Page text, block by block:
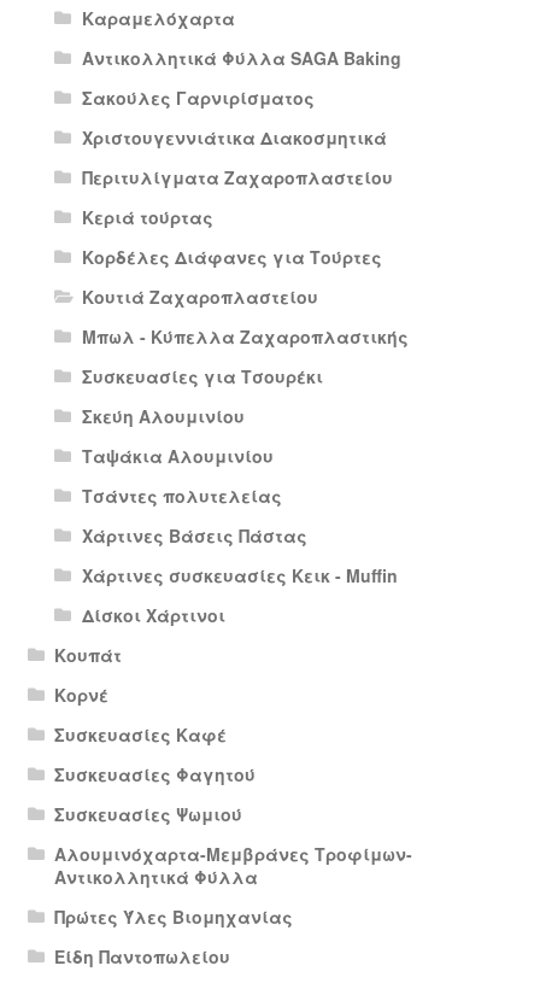
Καραμελόχαρτα
Αντικολλητικά Φύλλα SAGA Baking
Σακούλες Γαρνιρίσματος
Χριστουγεννιάτικα Διακοσμητικά
Περιτυλίγματα Ζαχαροπλαστείου
Κεριά τούρτας
Κορδέλες Διάφανες για Τούρτες
Κουτιά Ζαχαροπλαστείου
Μπωλ - Κύπελλα Ζαχαροπλαστικής
Συσκευασίες για Τσουρέκι
Σκεύη Αλουμινίου
Ταψάκια Αλουμινίου
Τσάντες πολυτελείας
Χάρτινες Βάσεις Πάστας
Χάρτινες συσκευασίες Κεικ - Muffin
Δίσκοι Χάρτινοι
Κουπάτ
Κορνέ
Συσκευασίες Καφέ
Συσκευασίες Φαγητού
Συσκευασίες Ψωμιού
Αλουμινόχαρτα-Μεμβράνες Τροφίμων-
Αντικολλητικά Φύλλα
Πρώτες Ύλες Βιομηχανίας
Είδη Παντοπωλείου